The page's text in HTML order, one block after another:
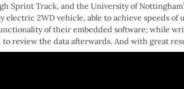
Sprint Track, and the University of
electric 2WD vehicle, able to achieve speeds of
of their embedded software; while
review the data afterwards. And with great